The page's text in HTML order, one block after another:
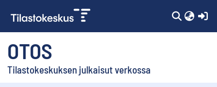
OTOS
Tilastokeskuksen julkaisut verkossa